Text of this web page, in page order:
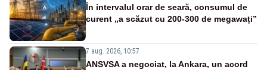
În intervalul orar de seară, consumul de
curent „a scăzut cu 200-300 de megawați”
7 aug. 2026, 10:57
ANSVSA a negociat, la Ankara, un acord